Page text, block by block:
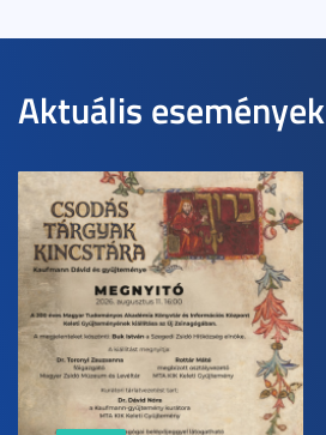
Aktuális események